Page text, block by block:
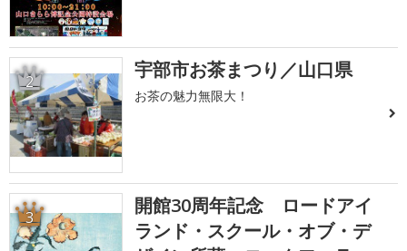
2 宇部市お茶まつり／山口県
お茶の魅力無限大！
3
開館30周年記念 ロードアイ
ランド・スクール・オブ・デ